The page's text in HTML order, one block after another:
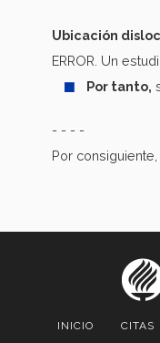
Ubicación
ERROR. Un
Por tanto,
- - - -
Por
INICIO CITAS